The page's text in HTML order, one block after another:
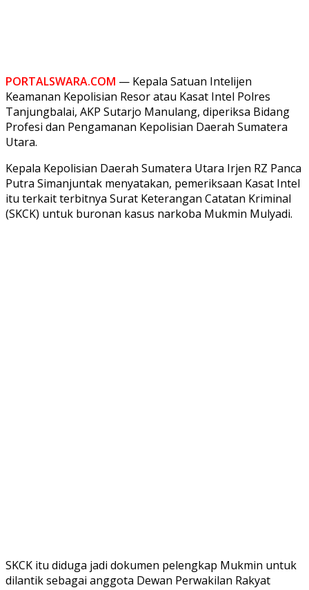
PORTALSWARA.COM — Kepala Satuan Intelijen
Keamanan Kepolisian Resor atau Kasat Intel Polres
Tanjungbalai, AKP Sutarjo Manulang, diperiksa Bidang
Profesi dan Pengamanan Kepolisian Daerah Sumatera
Utara.
Kepala Kepolisian Daerah Sumatera Utara Irjen RZ Panca
Putra Simanjuntak menyatakan, pemeriksaan Kasat Intel
itu terkait terbitnya Surat Keterangan Catatan Kriminal
(SKCK) untuk buronan kasus narkoba Mukmin Mulyadi.
SKCK itu diduga jadi dokumen pelengkap Mukmin untuk
dilantik sebagai anggota Dewan Perwakilan Rakyat